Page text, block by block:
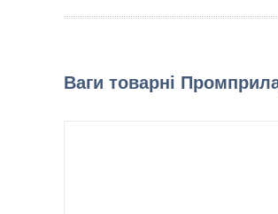
Ваги товарні